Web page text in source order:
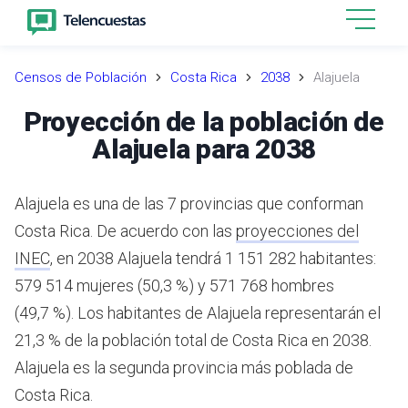
Censos de Población Costa Rica 2038 Alajuela
Proyección de la población de
Alajuela para 2038
Alajuela es una de las 7 provincias que conforman
Costa Rica. De acuerdo con las proyecciones del
INEC, en 2038 Alajuela tendrá 1 151 282 habitantes:
579 514 mujeres (50,3 %) y 571 768 hombres
(49,7 %). Los habitantes de Alajuela representarán el
21,3 % de la población total de Costa Rica en 2038.
Alajuela es la segunda provincia más poblada de
Costa Rica.